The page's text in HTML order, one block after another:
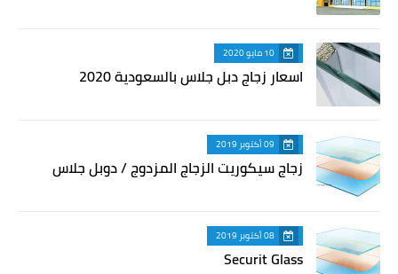
10 مايو 2020
اسعار زجاج دبل جلاس بالسعودية 2020
09 أكتوبر 2019
زجاج سيكوريت الزجاج المزدوج / دوبل جلاس
08 أكتوبر 2019
Securit Glass